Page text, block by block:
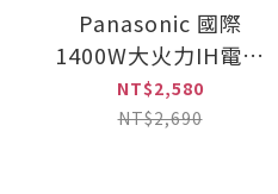
Panasonic 國際
1400W大火力IH電磁
爐 (KY-T31)
NT$2,580
NT$2,690